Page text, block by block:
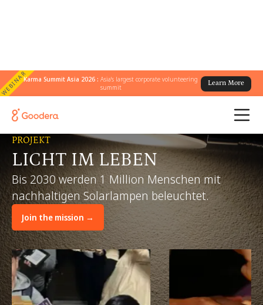
WEBINARKarma Summit Asia 2026 :Asia's largest corporate volunteering
summit
Learn More
PROJEKT
LICHT IM LEBEN
Bis 2030 werden 1 Million Menschen mit
nachhaltigen Solarlampen beleuchtet.
Join the mission →